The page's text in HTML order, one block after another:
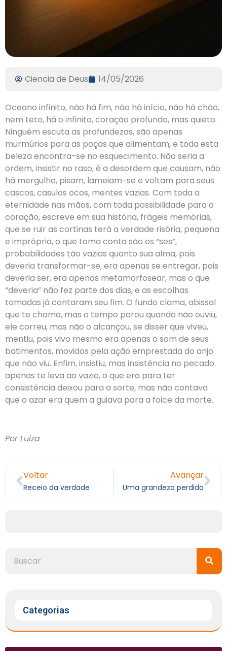
Ciencia de Deus 14/05/2026
Oceano infinito, não há fim, não há início, não há chão,
nem teto, há o infinito, coração profundo, mas quieto.
Ninguém escuta as profundezas, são apenas
murmúrios para as poças que alimentam, e toda esta
beleza encontra-se no esquecimento. Não seria a
ordem, insistir no raso, é a desordem que causam, não
há mergulho, pisam, lameiam-se e voltam para seus
cascos, casulos ocos, mentes vazias. Com toda a
eternidade nas mãos, com toda possibilidade para o
coração, escreve em sua história, frágeis memórias,
que se ruir as cortinas terá a verdade risória, pequena
e imprópria, o que toma conta são os “ses”,
probabilidades tão vazias quanto sua alma, pois
deveria transformar-se, era apenas se entregar, pois
deveria ser, era apenas metamorfosear, mas o que
“deveria” não fez parte dos dias, e as escolhas
tomadas já contaram seu fim. O fundo clama, abissal
que te chama, mas o tempo parou quando não ouviu,
ele correu, mas não o alcançou, se disser que viveu,
mentiu, pois vivo mesmo era apenas o som de seus
batimentos, movidos pela ação emprestada do anjo
que não viu. Enfim, insistiu, mas insistência no pecado
apenas te leva ao vazio, o que era para ter
consistência deixou para a sorte, mas não contava
que o azar era quem a guiava para a foice da morte.
Por Luiza
Voltar
Receio da verdade
Avançar
Uma grandeza perdida
Categorias